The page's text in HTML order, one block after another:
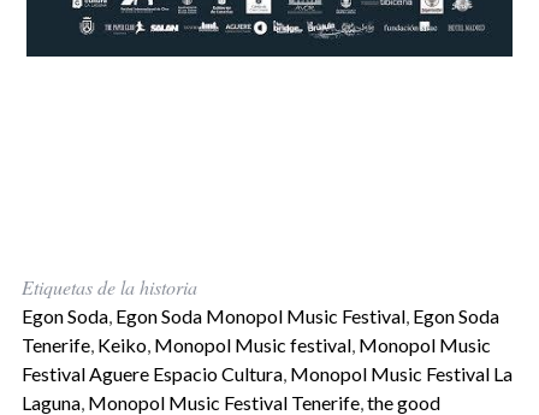
Etiquetas de la historia
Egon Soda, Egon Soda Monopol Music Festival, Egon Soda
Tenerife, Keiko, Monopol Music festival, Monopol Music
Festival Aguere Espacio Cultura, Monopol Music Festival La
Laguna, Monopol Music Festival Tenerife,the good